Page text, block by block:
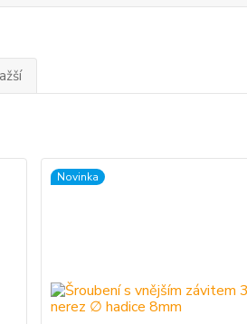
Novinka